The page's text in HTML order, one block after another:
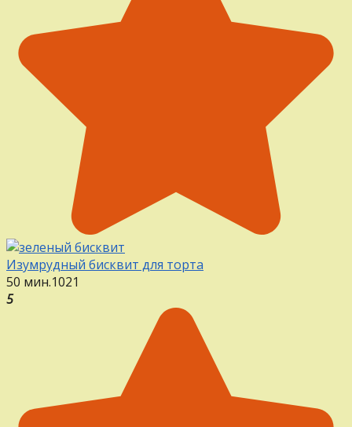
Изумрудный бисквит для торта
50 мин.1021
5